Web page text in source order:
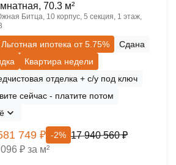
70.3 м²
Битца, 10 корпус, 5 секция, 1 этаж,
Льготная ипотека от 5.75%
Сдана
Квартира недели
отделка + с/у под ключ
сейчас - платите потом
749 ₽ -2% 17 940 560 ₽
₽ за м²